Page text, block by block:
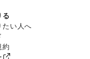
る
たい人へ
約